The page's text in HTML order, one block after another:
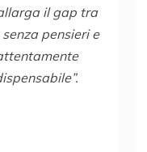
il gap tra
pensieri e